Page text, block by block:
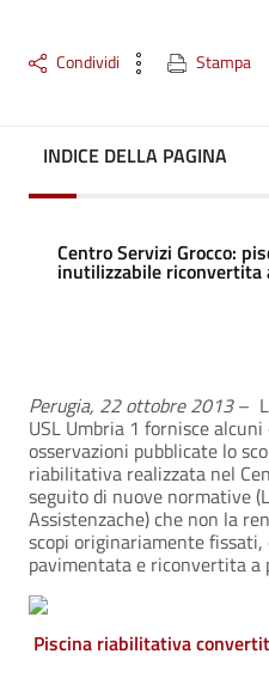
Condividi Stampa
INDICE DELLA PAGINA
Centro Servizi Grocco:
inutilizzabile riconvertita
Perugia, 22 ottobre 2013–
USL Umbria 1 fornisce
osservazioni pubblicate lo
riabilitativa realizzata nel
seguito di nuove normative
Assistenzache) che non la
scopi originariamente
pavimentata e riconvertita a
Piscina riabilitativa